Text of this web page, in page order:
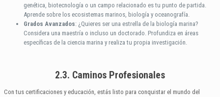
genética, biotecnología o un campo relacionado es tu punto de partida.
Aprende sobre los ecosistemas marinos, biología y oceanografía.
Grados Avanzados: ¿Quieres ser una estrella de la biología marina?
Considera una maestría o incluso un doctorado. Profundiza en áreas
específicas de la ciencia marina y realiza tu propia investigación.
2.3. Caminos Profesionales
Con tus certificaciones y educación, estás listo para conquistar el mundo del